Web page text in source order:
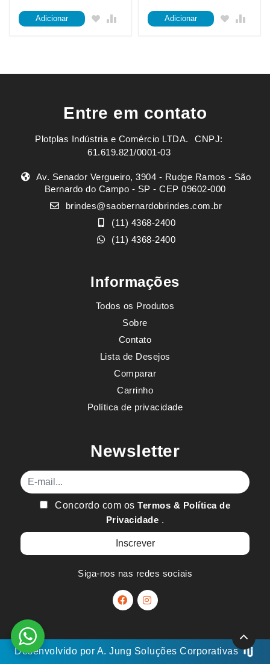
Adicionar Adicionar
Entre em contato
Plotplas Indústria e Comércio LTDA. ㅤㅤㅤ CNPJ:
61.619.821/0001-03
Av. Senador Vergueiro, 3904 - Rudge Ramos - São
Bernardo do Campo - SP - CEP 09602-000
brindes@saobernardobrindes.com.br
(11) 4368-2400
(11) 4368-2400
Informações
Todos os Produtos
Sobre
Contato
Lista de Desejos
Comparar
Carrinho
Política de privacidade
Newsletter
E-mail
Concordo com osTermos & Política de
Privacidade .
Siga-nos nas redes sociais
Desenvolvido por A. Jung Soluções Corporativas